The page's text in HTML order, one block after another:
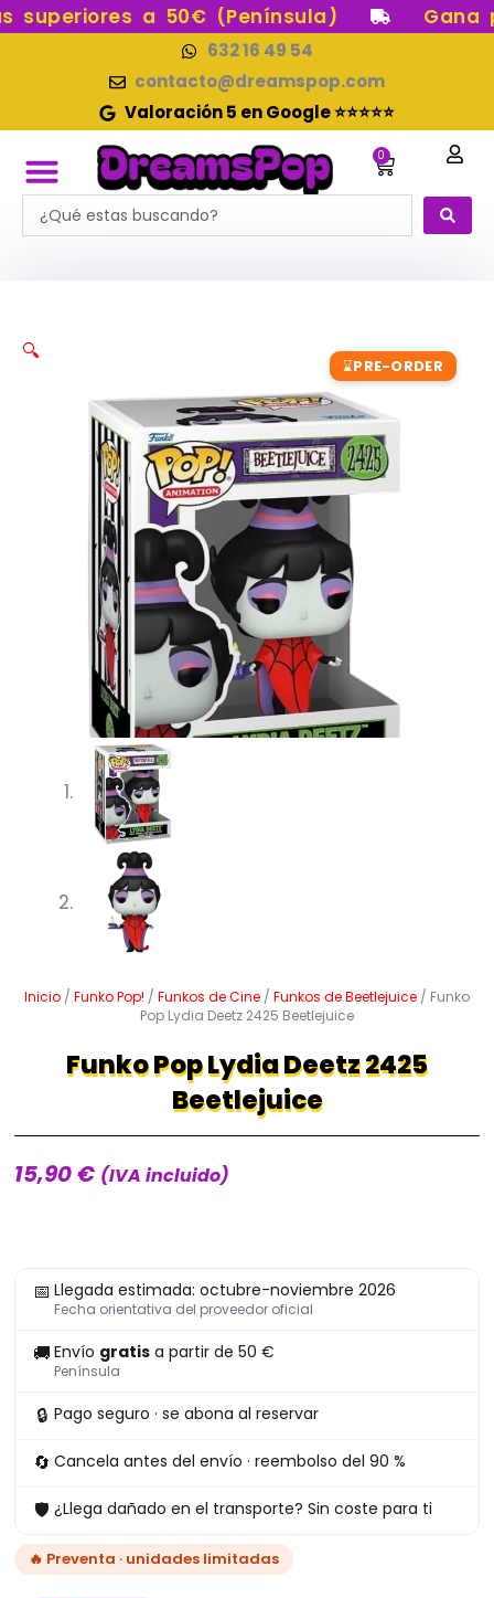
Ir
a 50€ (Península) Gana
632 16 49 54
contacto@dreamspop.com
Valoración 5 en Google ⭐⭐⭐⭐⭐
0
Carrito
Search
...
⌛PRE-ORDER
🔍
Inicio / Funko Pop! / Funkos de Cine / Funkos de Beetlejuice / Funko
Pop Lydia Deetz 2425 Beetlejuice
Funko Pop Lydia Deetz 2425
Beetlejuice
15,90€ (IVA incluido)
📅 Llegada estimada: octubre-noviembre 2026
Fecha orientativa del proveedor oficial
🚚 Envío gratis a partir de 50 €
Península
🔒 Pago seguro · se abona al reservar
🔄 Cancela antes del envío · reembolso del 90 %
🛡 ¿Llega dañado en el transporte? Sin coste para ti
🔥 Preventa · unidades limitadas
Pop
Deetz
Beetlejuice
cantidad